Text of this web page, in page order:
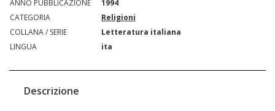
ANNO PUBBLICAZIONE
1994
CATEGORIA
Religioni
COLLANA / SERIE
Letteratura italiana
LINGUA
ita
Descrizione